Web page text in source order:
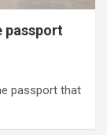
passport
passport that